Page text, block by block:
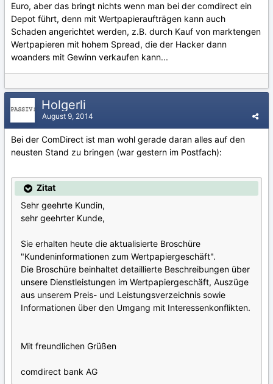
Euro, aber das bringt nichts wenn man bei der comdirect ein
Depot führt, denn mit Wertpapieraufträgen kann auch
Schaden angerichtet werden, z.B. durch Kauf von marktengen
Wertpapieren mit hohem Spread, die der Hacker dann
woanders mit Gewinn verkaufen kann...
Holgerli
August 9, 2014
Bei der ComDirect ist man wohl gerade daran alles auf den
neusten Stand zu bringen (war gestern im Postfach):
Zitat
Sehr geehrte Kundin,
sehr geehrter Kunde,
Sie erhalten heute die aktualisierte Broschüre
"Kundeninformationen zum Wertpapiergeschäft".
Die Broschüre beinhaltet detaillierte Beschreibungen über
unsere Dienstleistungen im Wertpapiergeschäft, Auszüge
aus unserem Preis- und Leistungsverzeichnis sowie
Informationen über den Umgang mit Interessenkonflikten.
Mit freundlichen Grüßen
comdirect bank AG